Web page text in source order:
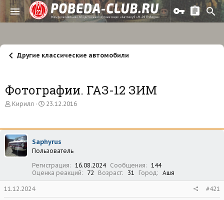
Другие классические автомобили
Фотографии. ГАЗ-12 ЗИМ
А
о
р
т
е
Кирилл
Д
а
а
ч
л
а
23.12.2016
Saphyrus
Пользователь
Регистрация
16.08.2024 Сообщения
144
Оценка реакций
72 Возраст 31 Город Ашя
11.12.2024 #421